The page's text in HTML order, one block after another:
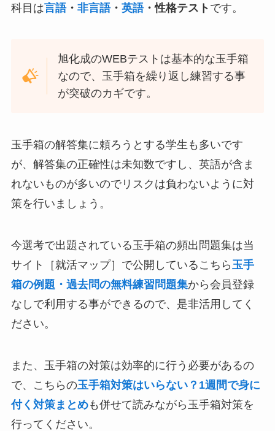
科目は言語・ 非言語・ 英語・性格テスト です。
旭化成のWEBテストは基本的な玉手箱
なので、玉手箱を繰り返し練習する事
が突破のカギです。
玉手箱の解答集に頼ろうとする学生も多いです
が、解答集の正確性は未知数ですし、英語が含ま
れないものが多いのでリスクは負わないように対
策を行いましょう。
今選考で出題されている玉手箱の頻出問題集は当
サイト［就活マップ］で公開しているこちら 玉手
箱の例題・過去問の無料練習問題集から会員登録
なしで利用する事ができるので、是非活用してく
ださい。
また、玉手箱の対策は効率的に行う必要があるの
で、こちらの玉手箱対策はいらない？1週間で身に
付く対策まとめも併せて読みながら玉手箱対策を
行ってください。